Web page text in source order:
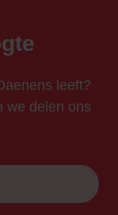
leeft?
we delen ons